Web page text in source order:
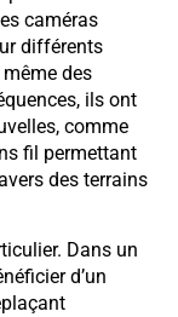
caméras
différents
des
ils ont
comme
fil permettant
des terrains
Dans un
d’un